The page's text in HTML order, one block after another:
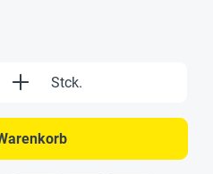
den gewünschten
Stck.